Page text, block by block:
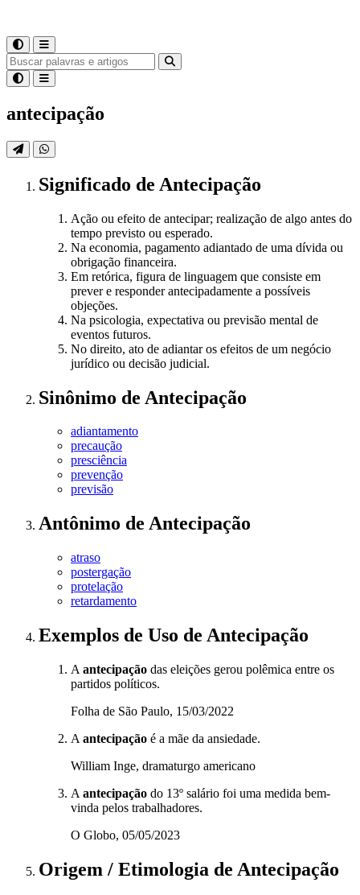
antecipação
Significado de Antecipação
Ação ou efeito de antecipar; realização de algo antes do
tempo previsto ou esperado.
Na economia, pagamento adiantado de uma dívida ou
obrigação financeira.
Em retórica, figura de linguagem que consiste em
prever e responder antecipadamente a possíveis
objeções.
Na psicologia, expectativa ou previsão mental de
eventos futuros.
No direito, ato de adiantar os efeitos de um negócio
jurídico ou decisão judicial.
Sinônimo de Antecipação
adiantamento
precaução
presciência
prevenção
previsão
Antônimo de Antecipação
atraso
postergação
protelação
retardamento
Exemplos de Uso de Antecipação
A antecipação das eleições gerou polêmica entre os
partidos políticos.
Folha de São Paulo, 15/03/2022
A antecipação é a mãe da ansiedade.
William Inge, dramaturgo americano
A antecipação do 13º salário foi uma medida bem-
vinda pelos trabalhadores.
O Globo, 05/05/2023
Origem / Etimologia de Antecipação